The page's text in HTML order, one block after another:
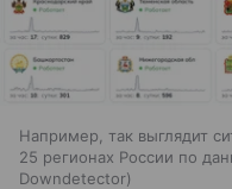
Например, так выглядит
25 регионах России по
Downdetector